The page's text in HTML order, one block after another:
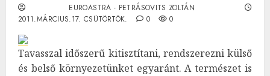
EUROASTRA - PETRÁSOVITS ZOLTÁN
2011.MÁRCIUS.17. CSÜTÖRTÖK.
0 0
Tavasszal időszerű kitisztítani, rendszerezni külső
és belső környezetünket egyaránt. A természet is